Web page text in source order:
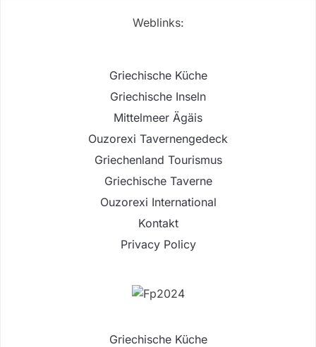
Weblinks:
Griechische Küche
Griechische Inseln
Mittelmeer Ägäis
Ouzorexi Tavernengedeck
Griechenland Tourismus
Griechische Taverne
Ouzorexi International
Kontakt
Privacy Policy
Griechische Küche